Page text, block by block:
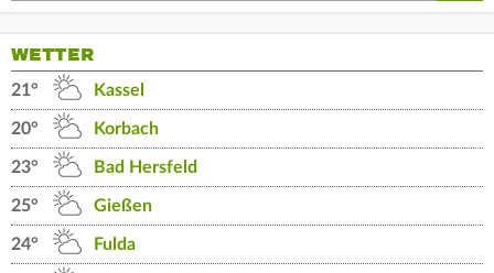
WETTER
21° Kassel
20° Korbach
23° Bad Hersfeld
25° Gießen
24° Fulda